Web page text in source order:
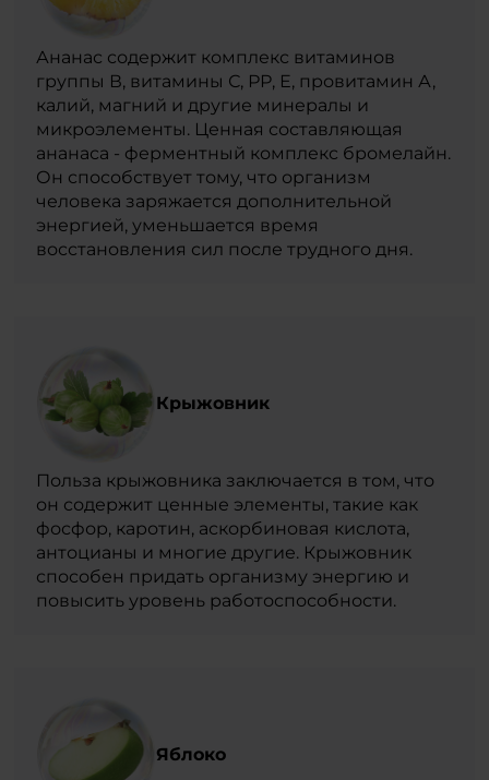
Ананас содержит комплекс витаминов
группы В, витамины С, РР, Е, провитамин А,
калий, магний и другие минералы и
микроэлементы. Ценная составляющая
ананаса - ферментный комплекс бромелайн.
Он способствует тому, что организм
человека заряжается дополнительной
энергией, уменьшается время
восстановления сил после трудного дня.
Крыжовник
Польза крыжовника заключается в том, что
он содержит ценные элементы, такие как
фосфор, каротин, аскорбиновая кислота,
антоцианы и многие другие. Крыжовник
способен придать организму энергию и
повысить уровень работоспособности.
Яблоко